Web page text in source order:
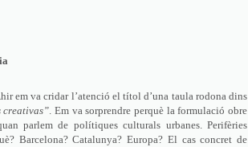
em va cridar l’atenció el títol d’una taula rodona dins
creativas”. Em va sorprendre perquè la formulació obre
parlem de polítiques culturals urbanes. Perifèries
Barcelona? Catalunya? Europa? El cas concret de